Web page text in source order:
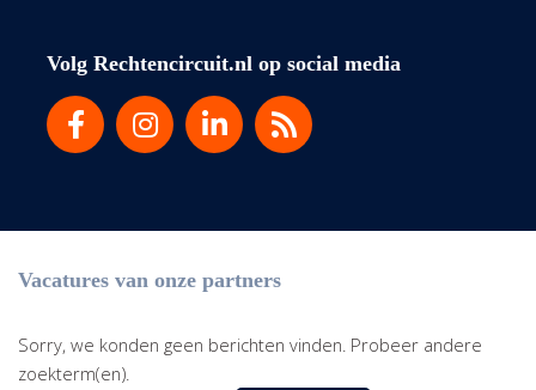
Volg Rechtencircuit.nl op social media
Vacatures van onze partners
Sorry, we konden geen berichten vinden. Probeer andere
zoekterm(en).